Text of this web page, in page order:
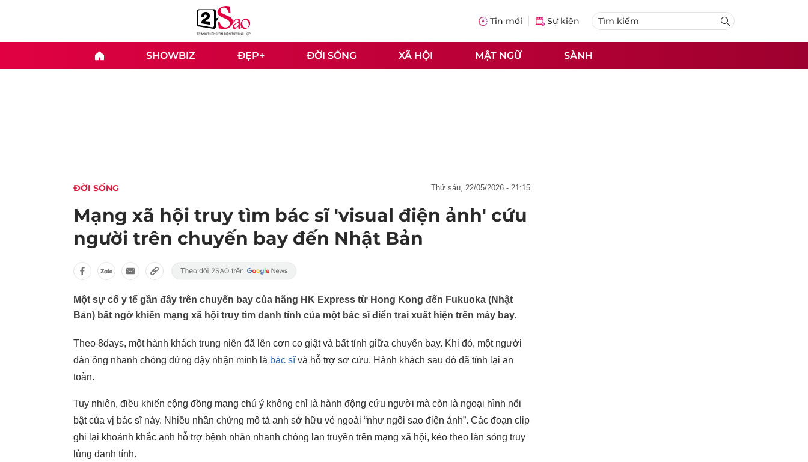
Tin mới Sự kiện
SHOWBIZ ĐẸP+ ĐỜI SỐNG XÃ HỘI MẬT NGỮ SÀNH
ĐỜI SỐNG thứ sáu, 22/05/2026 - 21:15
Mạng xã hội truy tìm bác sĩ 'visual điện ảnh' cứu
người trên chuyến bay đến Nhật Bản
Một sự cố y tế gần đây trên chuyến bay của hãng HK Express từ Hong Kong đến Fukuoka (Nhật
Bản) bất ngờ khiến mạng xã hội truy tìm danh tính của một bác sĩ điển trai xuất hiện trên máy bay.
Theo 8days, một hành khách trung niên đã lên cơn co giật và bất tỉnh giữa chuyến bay. Khi đó, một người
đàn ông nhanh chóng đứng dậy nhận mình là bác sĩvà hỗ trợ sơ cứu. Hành khách sau đó đã tỉnh lại an
toàn.
Tuy nhiên, điều khiến cộng đồng mạng chú ý không chỉ là hành động cứu người mà còn là ngoại hình nổi
bật của vị bác sĩ này. Nhiều nhân chứng mô tả anh sở hữu vẻ ngoài “như ngôi sao điện ảnh”. Các đoạn clip
ghi lại khoảnh khắc anh hỗ trợ bệnh nhân nhanh chóng lan truyền trên mạng xã hội, kéo theo làn sóng truy
lùng danh tính.